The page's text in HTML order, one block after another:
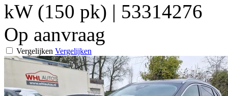
kW (150 pk) | 53314276
Op aanvraag
Vergelijken Vergelijken